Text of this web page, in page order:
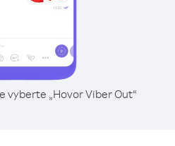
vyberte „Hovor Viber Out“